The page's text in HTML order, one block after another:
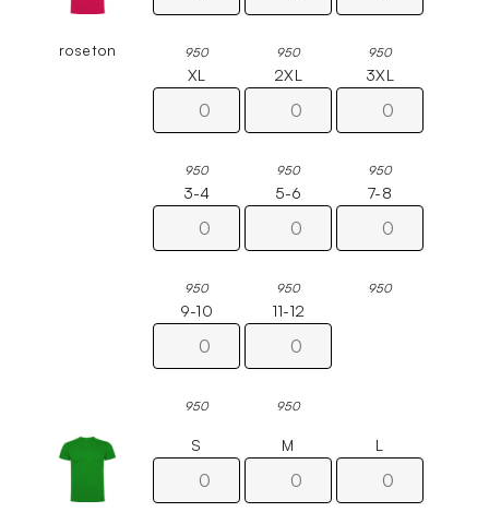
roseton 950 950 950
XL
950
2XL
950
3XL
950
3-4
950
5-6
950
7-8
950
9-10
950
11-12
950
S M L